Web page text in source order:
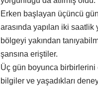
Erken başlayan üçüncü
arasında yapılan iki
bölgeyi yakından
şansına eriştiler.
Üç gün boyunca birbirlerini
bilgiler ve yaşadıkları